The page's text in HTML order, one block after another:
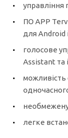
управління
ПО APP
для Android
голосове
Assistant та
можливість
необмежену
легке